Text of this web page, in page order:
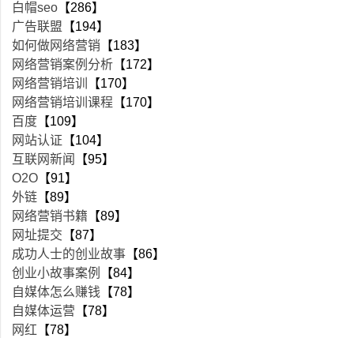
白帽seo 【286】
广告联盟 【194】
如何做网络营销 【183】
网络营销案例分析 【172】
网络营销培训
【170】
网络营销培训课程 【170】
百度 【109】
网站认证 【104】
互联网新闻
【95】
O2O 【91】
外链 【89】
网络营销书籍 【89】
网址提交 【87】
成功人士的创业故事 【86】
创业小故事案例
【84】
自媒体怎么赚钱 【78】
自媒体运营 【78】
网红 【78】